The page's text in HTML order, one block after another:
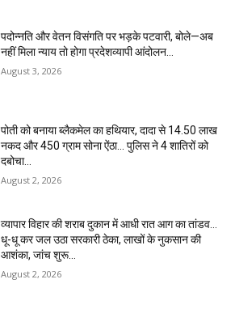
पदोन्नति और वेतन विसंगति पर भड़के पटवारी, बोले—अब
नहीं मिला न्याय तो होगा प्रदेशव्यापी आंदोलन…
August 3, 2026
पोती को बनाया ब्लैकमेल का हथियार, दादा से 14.50 लाख
नकद और 450 ग्राम सोना ऐंठा… पुलिस ने 4 शातिरों को
दबोचा…
August 2, 2026
व्यापार विहार की शराब दुकान में आधी रात आग का तांडव…
धू-धू कर जल उठा सरकारी ठेका, लाखों के नुकसान की
आशंका, जांच शुरू…
August 2, 2026